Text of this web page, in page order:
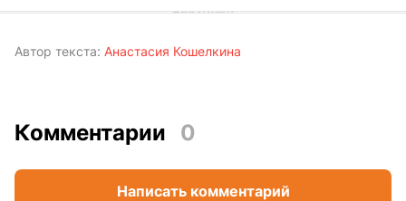
Автор текста: Анастасия Кошелкина
Комментарии 0
Написать комментарий